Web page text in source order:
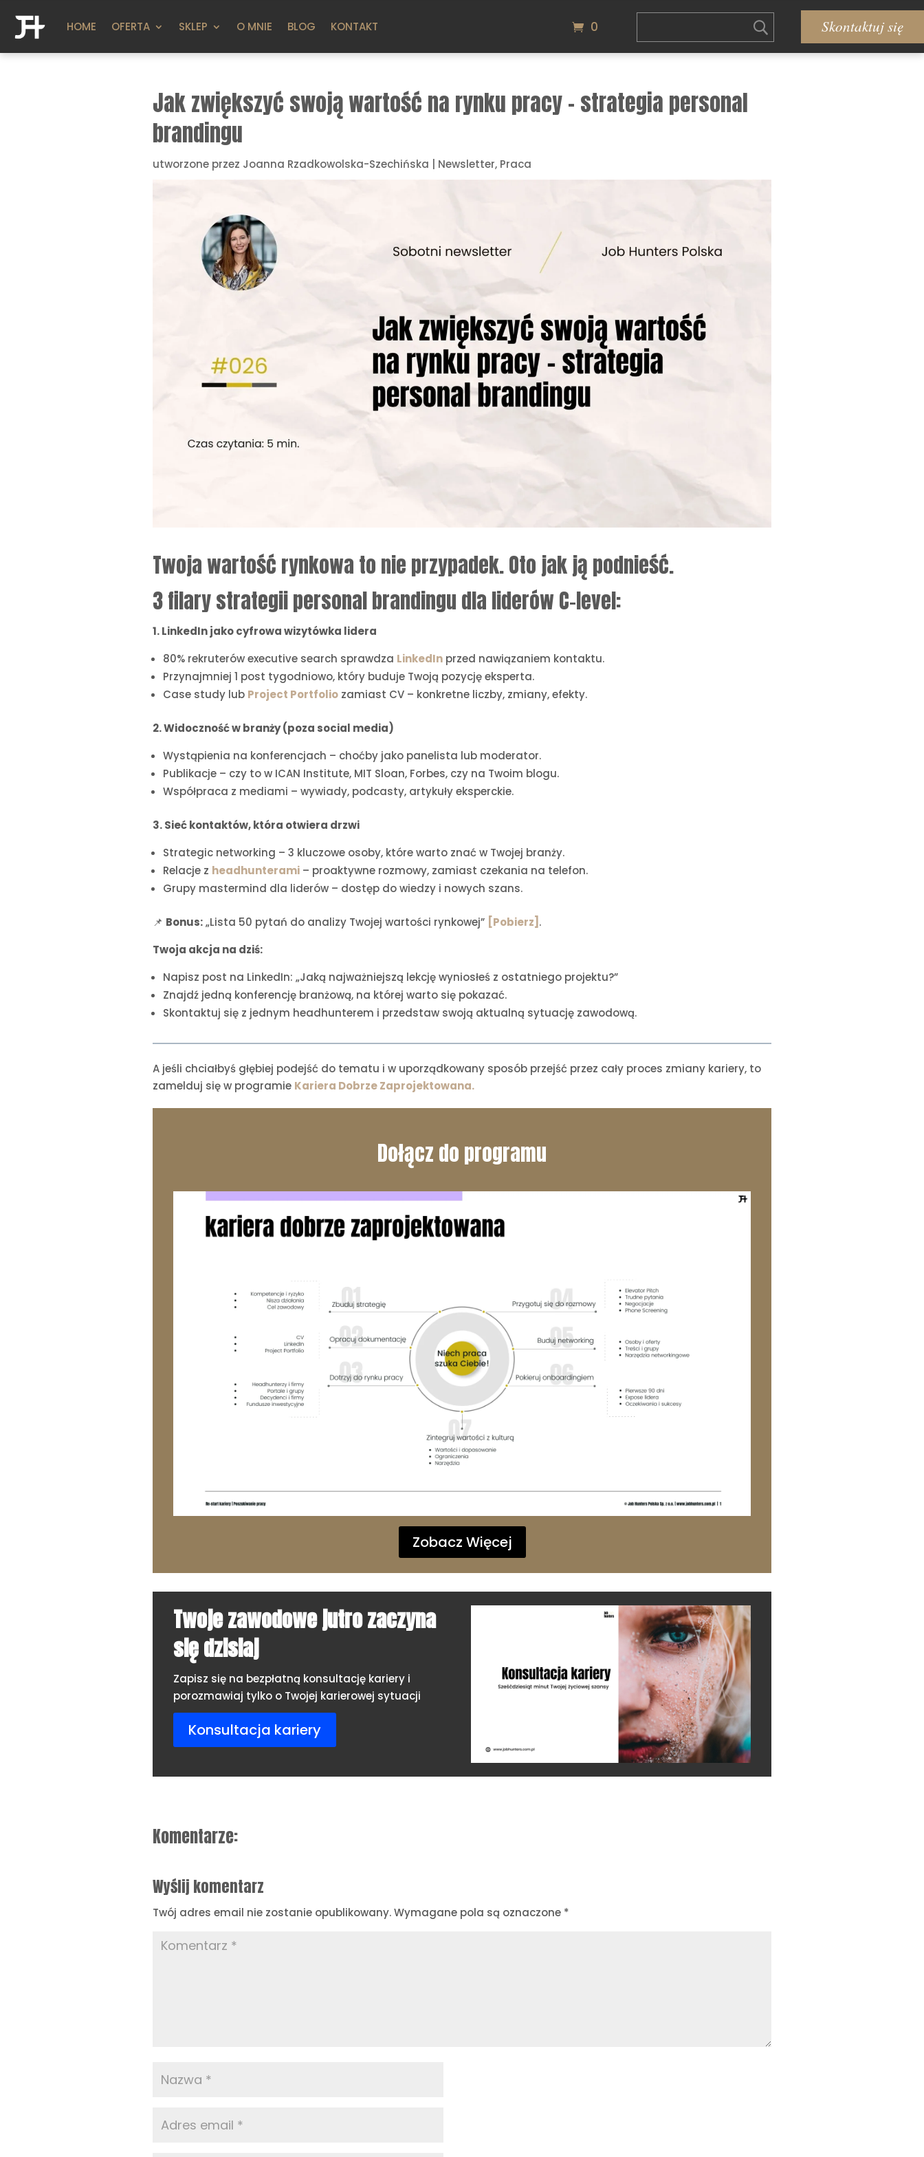
HOME OFERTA SKLEP O MNIE BLOG KONTAKT 0 Skontaktuj się
Jak zwiększyć swoją wartość na rynku pracy – strategia personal
brandingu
utworzone przez Joanna Rzadkowolska-Szechińska Newsletter, Praca
Twoja wartość rynkowa to nie przypadek. Oto jak ją podnieść.
3 filary strategii personal brandingu dla liderów C-level:
1. LinkedIn jako cyfrowa wizytówka lidera
80% rekruterów executive search sprawdza LinkedIn przed nawiązaniem kontaktu.
Przynajmniej 1 post tygodniowo, który buduje Twoją pozycję eksperta.
Case study lub Project Portfolio zamiast CV – konkretne liczby, zmiany, efekty.
2. Widoczność w branży (poza social media)
Wystąpienia na konferencjach – choćby jako panelista lub moderator.
Publikacje – czy to w ICAN Institute, MIT Sloan, Forbes, czy na Twoim blogu.
Współpraca z mediami – wywiady, podcasty, artykuły eksperckie.
3. Sieć kontaktów, która otwiera drzwi
Strategic networking – 3 kluczowe osoby, które warto znać w Twojej branży.
Relacje z headhunterami – proaktywne rozmowy, zamiast czekania na telefon.
Grupy mastermind dla liderów – dostęp do wiedzy i nowych szans.
📌 Bonus:„Lista 50 pytań do analizy Twojej wartości rynkowej” [Pobierz] .
Twoja akcja na dziś:
Napisz post na LinkedIn: „Jaką najważniejszą lekcję wyniosłeś z ostatniego projektu?”
Znajdź jedną konferencję branżową, na której warto się pokazać.
Skontaktuj się z jednym headhunterem i przedstaw swoją aktualną sytuację zawodową.
A jeśli chciałbyś głębiej podejść do tematu i w uporządkowany sposób przejść przez cały proces zmiany kariery, to
zamelduj się w programie Kariera Dobrze Zaprojektowana.
Dołącz do programu
Zobacz Więcej
Twoje zawodowe jutro zaczyna
się dzisiaj
Zapisz się na bezpłatną konsultację kariery i
porozmawiaj tylko o Twojej karierowej sytuacji
Konsultacja kariery
Komentarze:
Wyślij komentarz
Twój adres email nie zostanie opublikowany.Wymagane pola są oznaczone *